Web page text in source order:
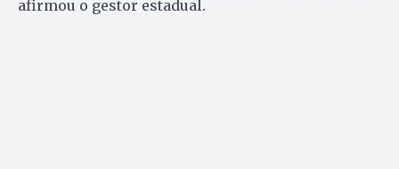
afirmou o gestor estadual.